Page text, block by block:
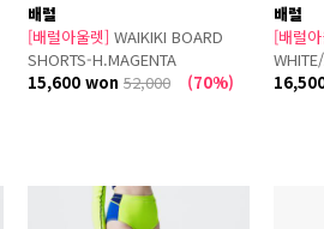
배럴
[배럴아울렛] WAIKIKI BOARD
SHORTS-H.MAGENTA
15,600 won52,000 (70%)
배럴
[배럴